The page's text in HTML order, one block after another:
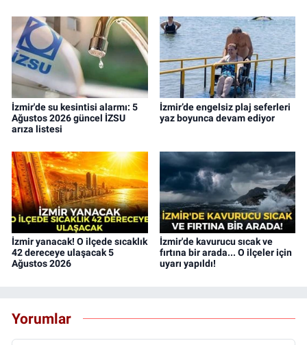
İzmir'de su kesintisi alarmı: 5
Ağustos 2026 güncel İZSU
arıza listesi
İzmir’de engelsiz plaj seferleri
yaz boyunca devam ediyor
İzmir yanacak! O ilçede sıcaklık
42 dereceye ulaşacak 5
Ağustos 2026
İzmir'de kavurucu sıcak ve
fırtına bir arada... O ilçeler için
uyarı yapıldı!
Yorumlar